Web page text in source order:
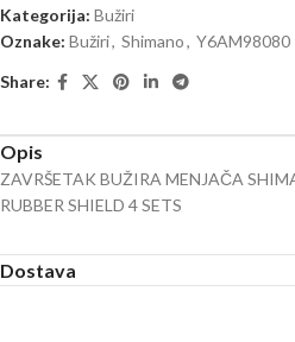
Kategorija: Bužiri
Oznake: Bužiri, Shimano, Y6AM98080
Share:
Opis
ZAVRŠETAK BUŽIRA MENJAČA
RUBBER SHIELD 4 SETS
Dostava